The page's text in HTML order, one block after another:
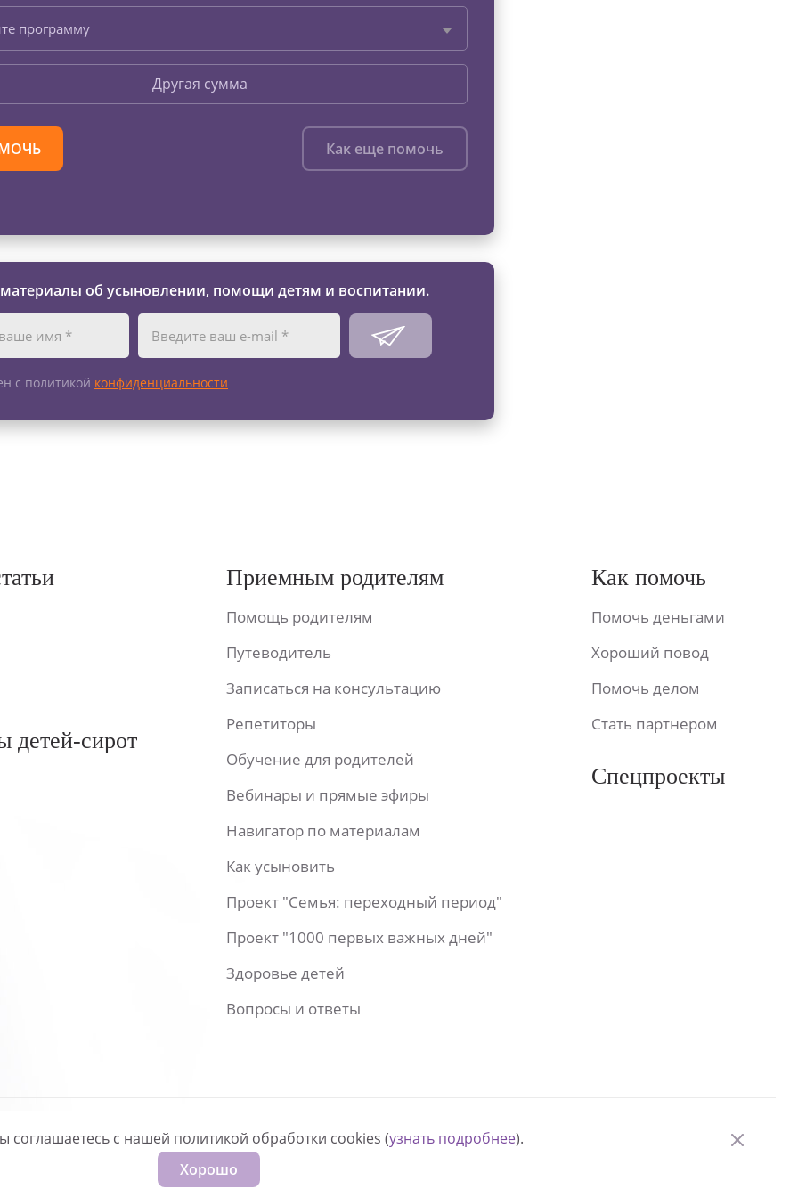
программу
Другая сумма
Как еще помочь
об усыновлении, помощи детям и воспитании.
с политикой конфиденциальности
детей-сирот
Приемным родителям
Помощь родителям
Путеводитель
Записаться на консультацию
Репетиторы
Обучение для родителей
Вебинары и прямые эфиры
Навигатор по материалам
Как усыновить
Проект "Семья: переходный период"
Проект "1000 первых важных дней"
Здоровье детей
Вопросы и ответы
Как помочь
Помочь деньгами
Хороший повод
Помочь делом
Стать партнером
Спецпроекты
соглашаетесь с нашей политикой обработки cookies (узнать подробнее).
Хорошо